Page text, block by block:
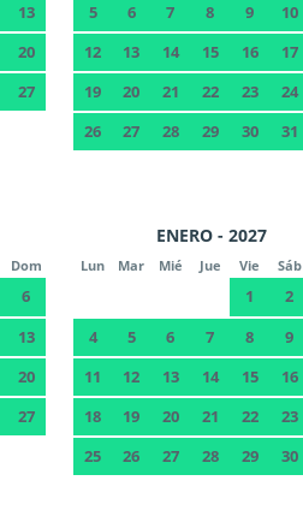
13
20
27
5
6 7 8 9 10
12
13 14 15 16 17
19
20 21 22 23 24
26
27 28 29 30 31
Dom
6
13
20
27
ENERO - 2027
Lun Mar Mié Jue Vie Sáb
1 2
4
5 6 7 8 9
11
12 13 14 15 16
18
19 20 21 22 23
25
26 27 28 29 30